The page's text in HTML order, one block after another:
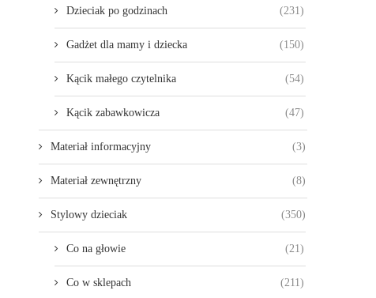
Dzieciak po godzinach (231)
Gadżet dla mamy i dziecka (150)
Kącik małego czytelnika (54)
Kącik zabawkowicza (47)
Materiał informacyjny (3)
Materiał zewnętrzny (8)
Stylowy dzieciak (350)
Co na głowie (21)
Co w sklepach (211)